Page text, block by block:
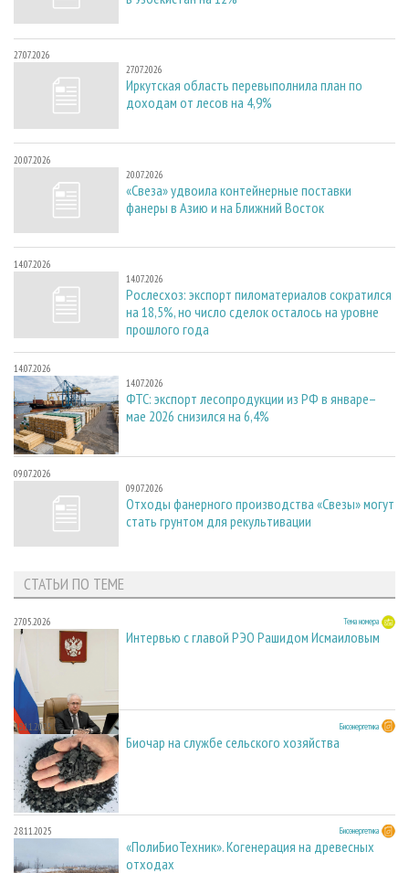
27.07.2026
27.07.2026
Иркутская область перевыполнила план по
доходам от лесов на 4,9%
20.07.2026
20.07.2026
«Свеза» удвоила контейнерные поставки
фанеры в Азию и на Ближний Восток
14.07.2026
14.07.2026
Рослесхоз: экспорт пиломатериалов сократился
на 18,5%, но число сделок осталось на уровне
прошлого года
14.07.2026
14.07.2026
ФТС: экспорт лесопродукции из РФ в январе–
мае 2026 снизился на 6,4%
09.07.2026
09.07.2026
Отходы фанерного производства «Свезы» могут
стать грунтом для рекультивации
СТАТЬИ ПО ТЕМЕ
27.05.2026 Тема номера
Интервью с главой РЭО Рашидом Исмаиловым
28.11.2025 Биоэнергетика
Биочар на службе сельского хозяйства
28.11.2025 Биоэнергетика
«ПолиБиоТехник». Когенерация на древесных
отходах